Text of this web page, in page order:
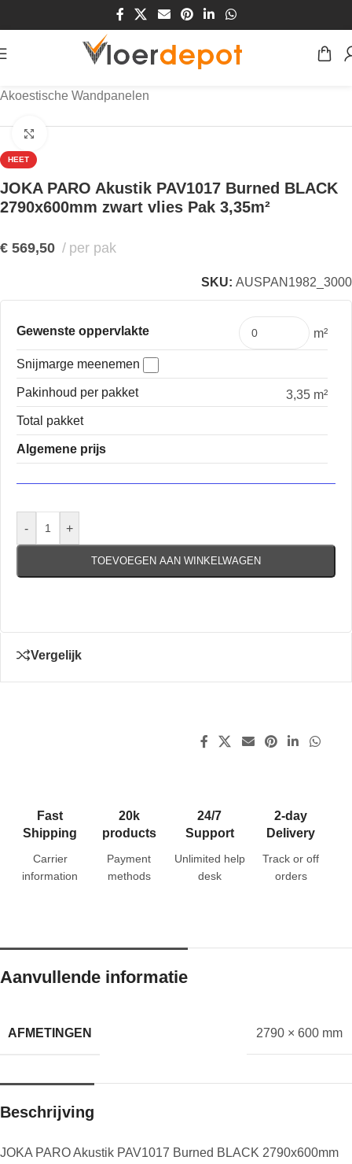
Akoestische Wandpanelen
HEET
JOKA PARO Akustik PAV1017 Burned BLACK
2790x600mm zwart vlies Pak 3,35m²
€ 569,50 per pak
SKU: AUSPAN1982_3000
Gewenste oppervlakte m²
Snijmarge meenemen
Pakinhoud per pakket
3,35 m²
Total pakket
Algemene prijs
- +
TOEVOEGEN AAN WINKELWAGEN
Vergelijk
Fast
Shipping
Carrier
information
20k
products
Payment
methods
24/7
Support
Unlimited help
desk
2-day
Delivery
Track or off
orders
Aanvullende informatie
AFMETINGEN 2790 × 600 mm
Beschrijving
JOKA PARO Akustik PAV1017 Burned BLACK 2790x600mm